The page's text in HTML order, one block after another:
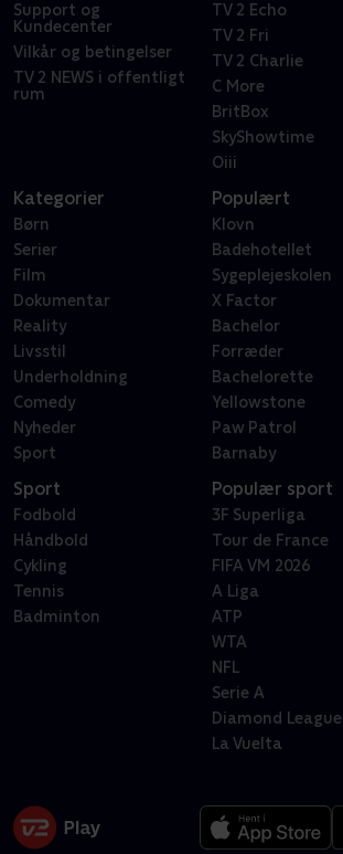
Support og
Kundecenter
Vilkår og betingelser
TV 2 NEWS i offentligt
rum
TV 2 Echo
TV 2 Fri
TV 2 Charlie
C More
BritBox
SkyShowtime
Oiii
Kategorier
Børn
Serier
Film
Dokumentar
Reality
Livsstil
Underholdning
Comedy
Nyheder
Sport
Populært
Klovn
Badehotellet
Sygeplejeskolen
X Factor
Bachelor
Forræder
Bachelorette
Yellowstone
Paw Patrol
Barnaby
Sport
Fodbold
Håndbold
Cykling
Tennis
Badminton
Populær sport
3F Superliga
Tour de France
FIFA VM 2026
A Liga
ATP
WTA
NFL
Serie A
Diamond League
La Vuelta